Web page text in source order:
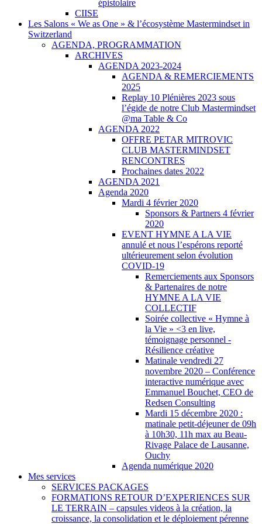
épistolaire
CIISE
Les Salons « We as One » & l’écosystème Mastermindset in
Switzerland
AGENDA, PROGRAMMATION
ARCHIVES
AGENDA 2023-2024
AGENDA & REMERCIEMENTS
2025
Replay 10 Plénières 2023 sous
l’égide de notre Club Mastermindset
@ma Table & Co
AGENDA 2022
OFFRE PETAR MITROVIC
CLUB MASTERMINDSET
RENCONTRES
Prochaines dates 2022
AGENDA 2021
Agenda 2020
Mardi 4 février 2020
Sponsors & Partners 4 février
2020
EVENT HYMNE A LA VIE
annulé et nous l’espérons reporté
ultérieurement selon évolution
COVID-19
Remerciements aux Sponsors
& Partenaires de notre
HYMNE A LA VIE
COLLECTIF
Soirée collective « Hymne à
la Vie » <3 en live,
témoignage personnel -
Résilience créative
Matinale vendredi 27
novembre 2020 – Conférence
interactive numérique avec
Emmanuel Bouchet, CEO de
Redsen Consulting
Mardi 15 décembre 2020 :
matinale petit-déjeuner de 09h
à 10h30, 11h max au Beau-
Rivage Palace de Lausanne,
Ouchy
Agenda numérique 2020
Mes services
SERVICES PACKAGES
FORMATIONS RETOUR D’EXPERIENCES SUR
LE TERRAIN – capsules videos à la création, la
croissance, la consolidation et le déploiement pérenne